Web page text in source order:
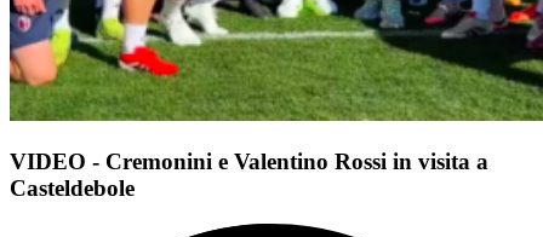
VIDEO - Cremonini e Valentino Rossi in visita a
Casteldebole